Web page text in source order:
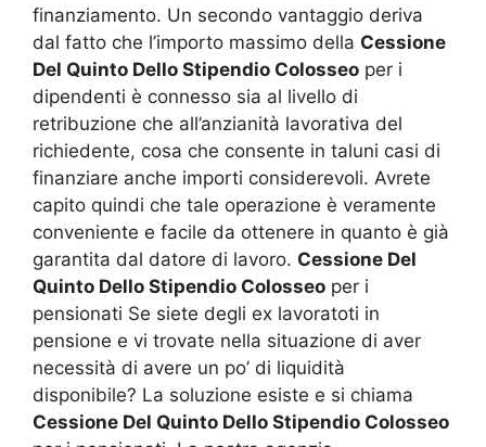
finanziamento. Un secondo vantaggio deriva
dal fatto che l’importo massimo della Cessione
Del Quinto Dello Stipendio Colosseo per i
dipendenti è connesso sia al livello di
retribuzione che all’anzianità lavorativa del
richiedente, cosa che consente in taluni casi di
finanziare anche importi considerevoli. Avrete
capito quindi che tale operazione è veramente
conveniente e facile da ottenere in quanto è già
garantita dal datore di lavoro. Cessione Del
Quinto Dello Stipendio Colosseo per i
pensionati Se siete degli ex lavoratoti in
pensione e vi trovate nella situazione di aver
necessità di avere un po’ di liquidità
disponibile? La soluzione esiste e si chiama
Cessione Del Quinto Dello Stipendio Colosseo